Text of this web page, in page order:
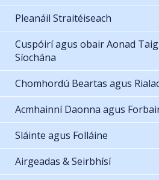
Pleanáil Straitéiseach
Cuspóirí agus obair Aonad
Síochána
Chomhordú Beartas agus
Acmhainní Daonna agus
Sláinte agus Folláine
Airgeadas & Seirbhísí